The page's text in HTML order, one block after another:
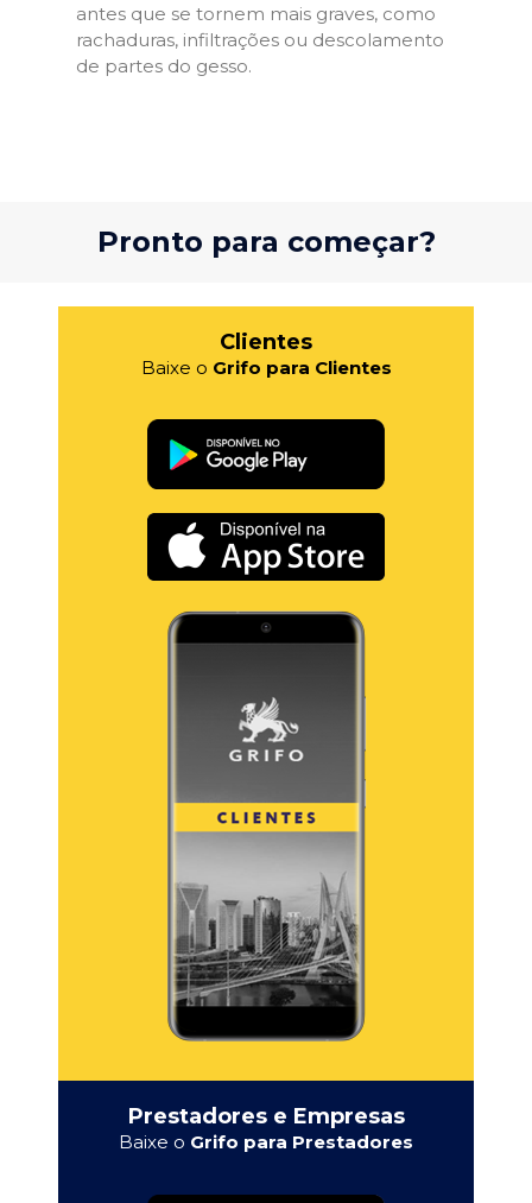
antes que se tornem mais graves, como
rachaduras, infiltrações ou descolamento
de partes do gesso.
Pronto para começar?
Clientes
Baixe o Grifo para Clientes
Prestadores e Empresas
Baixe o Grifo para Prestadores